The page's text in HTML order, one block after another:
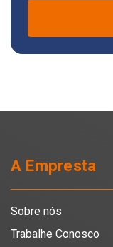
A Empresta
Sobre nós
Trabalhe Conosco